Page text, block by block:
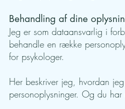
Behandling af dine
Jeg er som dataansvarlig i
behandle en række
for psykologer.
Her beskriver jeg, hvordan
personoplysninger. Og du